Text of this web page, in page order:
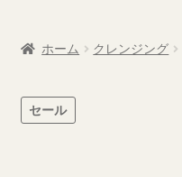
ご利用ガイド
ブログ一覧
ホーム クレンジング
セール